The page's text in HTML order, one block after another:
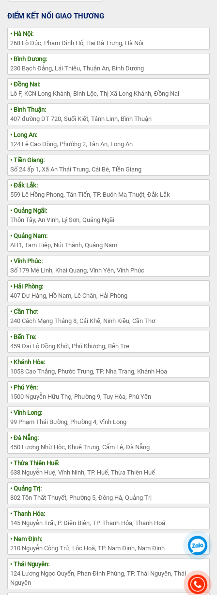
ĐIỂM KẾT NỐI GIAO THƯƠNG
• Hà Nội:
268 Lò Đúc, Phạm Đình Hổ, Hai Bà Trưng, Hà Nội
• Bình Dương:
230 Bạch Đằng, Lái Thiêu, Thuận An, Bình Dương
• Đồng Nai:
Lô F, KCN Long Khánh, Bình Lộc, Thị Xã Long Khánh, Đồng Nai
• Bình Thuận:
407 đường DT 720, Suối Kiết, Tánh Linh, Bình Thuận
• Long An:
124 Lê Cao Dòng, Phường 2, Tân An, Long An
• Tiền Giang:
Số 24 ấp 1, Xã An Thái Trung, Cái Bè, Tiền Giang
• Đắk Lắk:
559 Lê Hồng Phong, Tân Tiến, TP. Buôn Ma Thuột, Đắk Lắk
• Quảng Ngãi:
Thôn Tây, An Vinh, Lý Sơn, Quảng Ngãi
• Quảng Nam:
AH1, Tam Hiệp, Núi Thành, Quảng Nam
• Vĩnh Phúc:
Số 179 Mê Linh, Khai Quang, Vĩnh Yên, Vĩnh Phúc
• Hải Phòng:
407 Dư Hàng, Hồ Nam, Lê Chân, Hải Phòng
• Cần Thơ:
240 Cách Mạng Tháng 8, Cái Khế, Ninh Kiều, Cần Thơ
• Bến Tre:
459 Đại Lộ Đồng Khởi, Phú Khương, Bến Tre
• Khánh Hòa:
1058 Cao Thắng, Phước Trung, TP. Nha Trang, Khánh Hòa
• Phú Yên:
1500 Nguyễn Hữu Thọ, Phường 9, Tuy Hòa, Phú Yên
• Vĩnh Long:
99 Phạm Thái Bường, Phường 4, Vĩnh Long
• Đà Nẵng:
450 Lương Nhữ Hộc, Khuê Trung, Cẩm Lệ, Đà Nẵng
• Thừa Thiên Huế:
638 Nguyễn Huệ, Vĩnh Ninh, TP. Huế, Thừa Thiên Huế
• Quảng Trị:
802 Tôn Thất Thuyết, Phường 5, Đông Hà, Quảng Trị
• Thanh Hóa:
145 Nguyễn Trãi, P. Điện Biên, TP. Thanh Hóa, Thanh Hoá
• Nam Định:
210 Nguyễn Công Trứ, Lộc Hoà, TP. Nam Định, Nam Định
• Thái Nguyên:
124 Lương Ngọc Quyến, Phan Đình Phùng, TP. Thái Nguyên, Thái
Nguyên